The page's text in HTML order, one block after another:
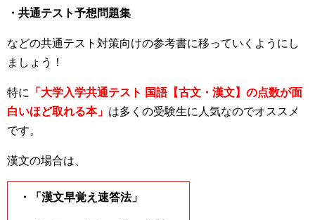
・共通テスト予想問題集
などの共通テスト対策向けの参考書に移っていくようにし
ましょう！
特に
「大学入学共通テスト 国語【古文・漢文】の点数が面
白いほど取れる本」 は多くの受験生に人気なのでオススメ
です。
漢文の場合は、
・「漢文早覚え速答法」